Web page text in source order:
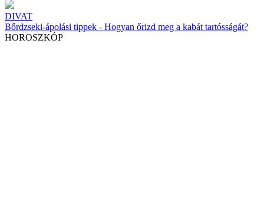
DIVAT
Bőrdzseki-ápolási tippek - Hogyan őrizd meg a kabát tartósságát?
HOROSZKÓP